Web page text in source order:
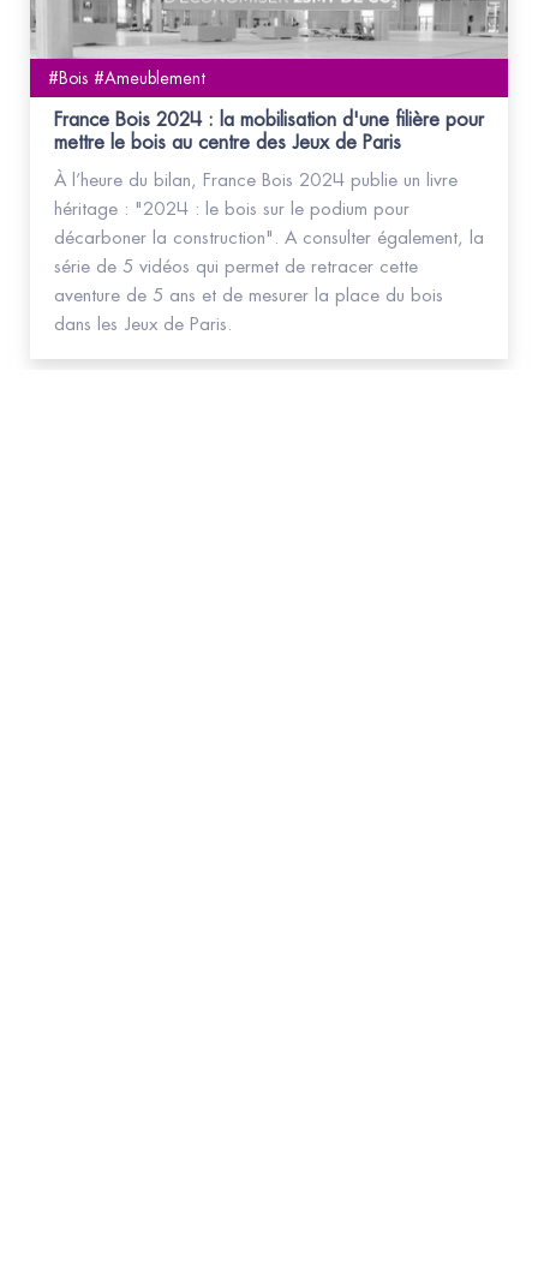
#Bois #Ameublement
France Bois 2024 : la mobilisation d'une filière pour
mettre le bois au centre des Jeux de Paris
À l’heure du bilan, France Bois 2024 publie un livre
héritage : "2024 : le bois sur le podium pour
décarboner la construction". A consulter également, la
série de 5 vidéos qui permet de retracer cette
aventure de 5 ans et de mesurer la place du bois
dans les Jeux de Paris.